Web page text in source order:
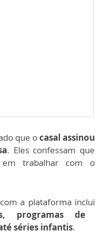
que ocasal assinou
. Eles confessam que
trabalhar com o
a plataforma inclui
programas de
séries infantis.